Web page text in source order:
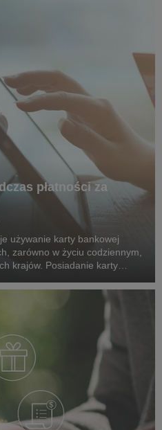
płatności za
używanie karty bankowej
zarówno w życiu codziennym,
krajów. Posiadanie karty
oraz kontrolow...